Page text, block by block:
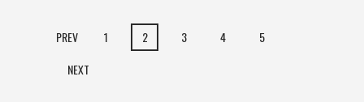
PREV 1 2 3 4
5
NEXT